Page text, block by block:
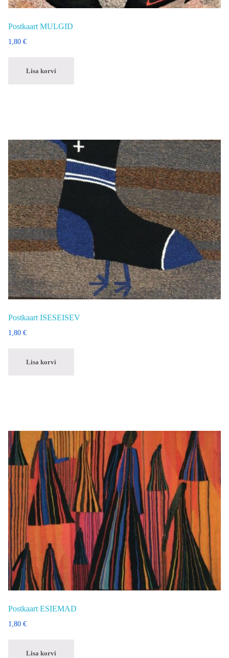
Postkaart MULGID
1,80 €
Lisa korvi
Postkaart ISESEISEV
1,80 €
Lisa korvi
Postkaart ESIEMAD
1,80 €
Lisa korvi